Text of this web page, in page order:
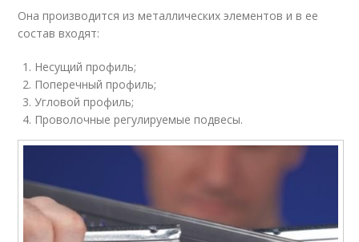
Она производится из металлических элементов и в ее
состав входят:
Несущий профиль;
Поперечный профиль;
Угловой профиль;
Проволочные регулируемые подвесы.